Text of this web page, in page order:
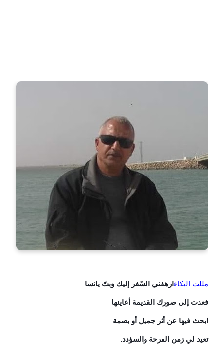
مللت البكاء ارهقني السّفر إليك وبتّ يائسا
فعدت إلى صورك القديمة أعاينها
ابحث فيها عن أثر جميل أو بصمة
تعيد لي زمن الفرحة والسؤدد.